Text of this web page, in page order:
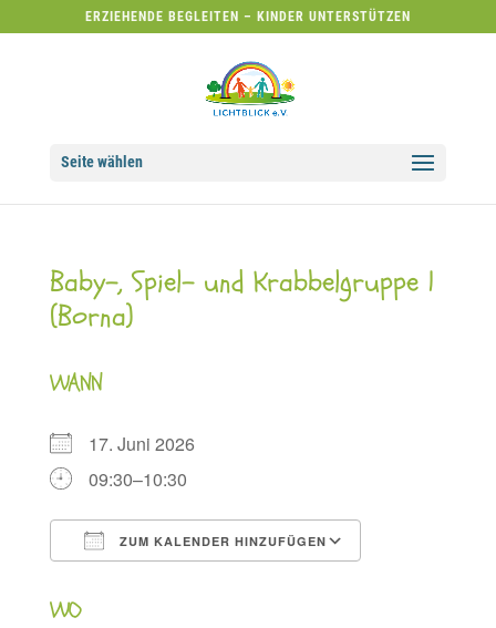
ERZIEHENDE BEGLEITEN – KINDER UNTERSTÜTZEN
Seite wählen
Baby-, Spiel- und Krabbelgruppe 1
(Borna)
WANN
17. Juni 2026
09:30–10:30
ZUM KALENDER HINZUFÜGEN
WO